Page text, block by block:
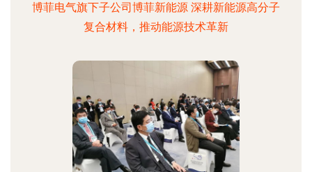
博菲电气旗下子公司博菲新能源 深耕新能源高分子
复合材料，推动能源技术革新